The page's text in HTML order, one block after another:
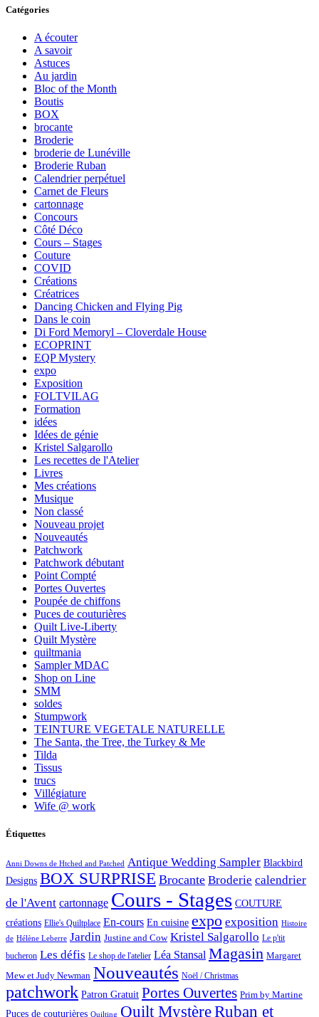
Catégories
A écouter
A savoir
Astuces
Au jardin
Bloc of the Month
Boutis
BOX
brocante
Broderie
broderie de Lunéville
Broderie Ruban
Calendrier perpétuel
Carnet de Fleurs
cartonnage
Concours
Côté Déco
Cours – Stages
Couture
COVID
Créations
Créatrices
Dancing Chicken and Flying Pig
Dans le coin
Di Ford Memoryl – Cloverdale House
ECOPRINT
EQP Mystery
expo
Exposition
FOLTVILAG
Formation
idées
Idées de génie
Kristel Salgarollo
Les recettes de l'Atelier
Livres
Mes créations
Musique
Non classé
Nouveau projet
Nouveautés
Patchwork
Patchwork débutant
Point Compté
Portes Ouvertes
Poupée de chiffons
Puces de couturières
Quilt Live-Liberty
Quilt Mystère
quiltmania
Sampler MDAC
Shop on Line
SMM
soldes
Stumpwork
TEINTURE VEGETALE NATURELLE
The Santa, the Tree, the Turkey & Me
Tilda
Tissus
trucs
Villégiature
Wife @ work
Étiquettes
Anni Downs de Htched and Patched Antique Wedding Sampler Blackbird
Designs BOX SURPRISE Brocante Broderie calendrier
de l'Avent cartonnage Cours - Stages COUTURE
créations Ellie's Quiltplace En-cours En cuisine expo exposition Histoire
de Hélène Leberre Jardin Justine and Cow Kristel Salgarollo Le p'tit
bucheron Les défis Le shop de l'atelier Léa Stansal Magasin Margaret
Mew et Judy Newman Nouveautés Noël / Christmas
patchwork Patron Gratuit Portes Ouvertes Prim by Martine
Puces de couturières Quilting Quilt MystèreRuban et